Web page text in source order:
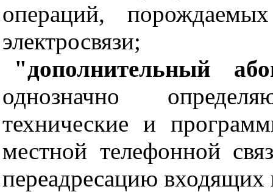
операций,
электросвязи;
"дополнительный
однозначно
технические и
местной телефонной
переадресацию входящих